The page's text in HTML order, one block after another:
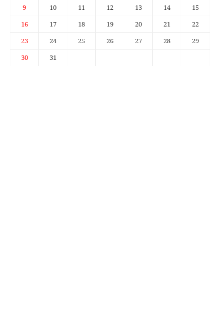
9
10 11 12 13 14
15
16
17 18 19 20 21
22
23
24 25 26 27 28
29
30
31